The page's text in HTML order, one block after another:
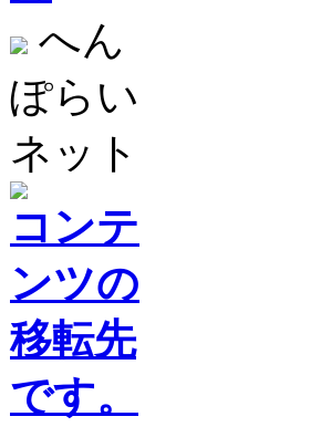
へん
ぽらい
ネット
コンテ
ンツの
移転先
です。